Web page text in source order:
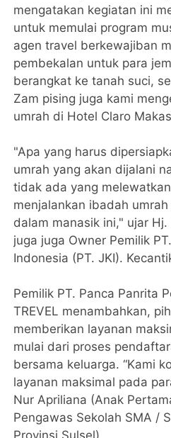
mengatakan kegiatan ini
untuk memulai program
agen travel berkewajiban
pembekalan untuk para
berangkat ke tanah suci,
Zam pising juga kami
umrah di Hotel Claro
"Apa yang harus
umrah yang akan dijalani
tidak ada yang
menjalankan ibadah
dalam manasik ini," ujar
juga juga Owner Pemilik
Indonesia (PT. JKI).
Pemilik PT. Panca Panrita
TREVEL menambahkan,
memberikan layanan
mulai dari proses
bersama keluarga. “Kami
layanan maksimal pada
Nur Apriliana (Anak
Pengawas Sekolah SMA /
Provinsi Sulsel)